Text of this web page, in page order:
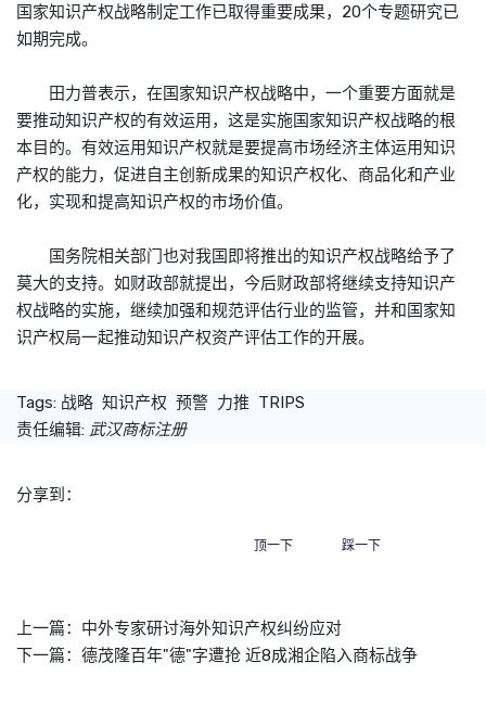
国家知识产权战略制定工作已取得重要成果，20个专题研究已
如期完成。
田力普表示，在国家知识产权战略中，一个重要方面就是
要推动知识产权的有效运用，这是实施国家知识产权战略的根
本目的。有效运用知识产权就是要提高市场经济主体运用知识
产权的能力，促进自主创新成果的知识产权化、商品化和产业
化，实现和提高知识产权的市场价值。
国务院相关部门也对我国即将推出的知识产权战略给予了
莫大的支持。如财政部就提出，今后财政部将继续支持知识产
权战略的实施，继续加强和规范评估行业的监管，并和国家知
识产权局一起推动知识产权资产评估工作的开展。
Tags: 战略 知识产权 预警 力推 TRIPS
责任编辑: 武汉商标注册
分享到：
顶一下 踩一下
上一篇： 中外专家研讨海外知识产权纠纷应对
下一篇： 德茂隆百年"德"字遭抢 近8成湘企陷入商标战争